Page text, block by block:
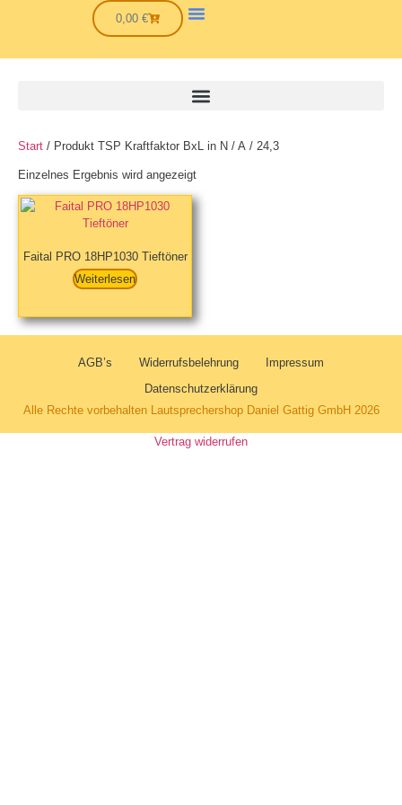
0,00€
Start / Produkt TSP Kraftfaktor BxL in N / A / 24,3
Einzelnes Ergebnis wird angezeigt
Faital PRO 18HP1030 Tieftöner
Weiterlesen
AGB’s Widerrufsbelehrung
Impressum
Datenschutzerklärung
Alle Rechte vorbehalten Lautsprechershop Daniel Gattig GmbH 2026
Vertrag widerrufen